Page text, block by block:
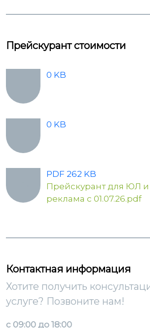
Прейскурант стоимости
0 KB
0 KB
PDF 262 KB
Прейскурант для ЮЛ и
реклама с 01.07.26.pdf
Контактная информация
Хотите получить
услуге? Позвоните нам!
с 09:00 до 18:00